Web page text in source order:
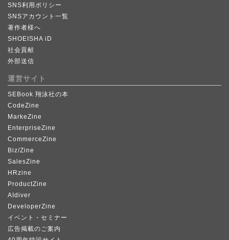
SNS利用ポリシー
SNSアカウント一覧
著作者様へ
SHOEISHA iD
社会貢献
外部送信
運営サイト
SEBook 翔泳社の本
CodeZine
MarkeZine
EnterpriseZine
CommerceZine
Biz/Zine
SalesZine
HRzine
ProductZine
AIdiver
DeveloperZine
イベント・セミナー
広告掲載のご案内